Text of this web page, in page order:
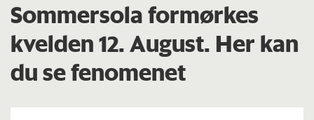
Sommersola formørkes
kvelden 12. August. Her kan
du se fenomenet